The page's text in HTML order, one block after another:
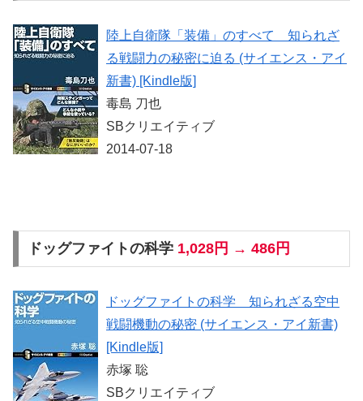
陸上自衛隊「装備」のすべて 知られざ
る戦闘力の秘密に迫る (サイエンス・アイ
新書) [Kindle版]
毒島 刀也
SBクリエイティブ
2014-07-18
ドッグファイトの科学 1,028円 → 486円
ドッグファイトの科学 知られざる空中
戦闘機動の秘密 (サイエンス・アイ新書)
[Kindle版]
赤塚 聡
SBクリエイティブ